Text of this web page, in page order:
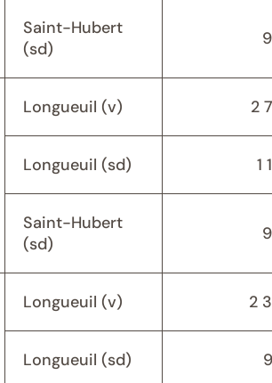
Saint-Hubert
(sd)
Longueuil (v) 2
Longueuil (sd) 1
Saint-Hubert
(sd)
Longueuil (v) 2
Longueuil (sd)